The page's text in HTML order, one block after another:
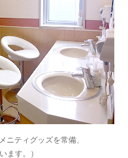
ニティグッズを常備、
ます。）